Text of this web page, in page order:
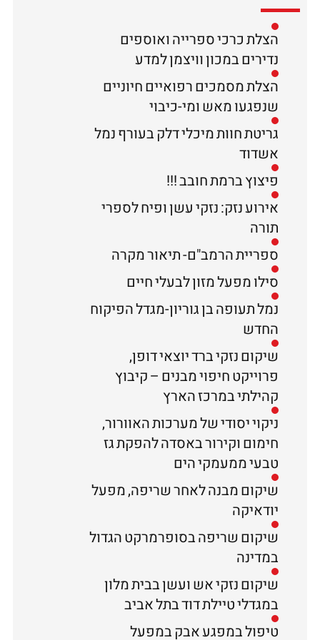
הצלת כרכי ספרייה ואוספים
נדירים במכון וויצמן למדע
הצלת מסמכים רפואיים חיוניים
שנפגעו מאש ומי-כיבוי
גריטת חוות מיכלי דלק בעורף נמל
אשדוד
פיצוץ ברמת חובב !!!
אירוע נזק: נזקי עשן ופיח לספרי
תורה
ספריית הרמב"ם- תיאור מקרה
סילו מפעל מזון לבעלי חיים
נמל תעופה בן גוריון-מגדל הפיקוח
החדש
שיקום נזקי ברד יוצאי דופן,
פרוייקט חיפוי מבנים – קיבוץ
קהילתי במרכז הארץ
ניקוי יסודי של מערכות האוורור,
חימום וקירור באסדה להפקת גז
טבעי ממעמקי הים
שיקום מבנה לאחר שריפה, מפעל
יודאיקה
שיקום שריפה בסופרמרקט הגדול
במדינה
שיקום נזקי אש ועשן בבית מלון
במגדלי טיילת דוד בתל אביב
טיפול במפגע אבק במפעל